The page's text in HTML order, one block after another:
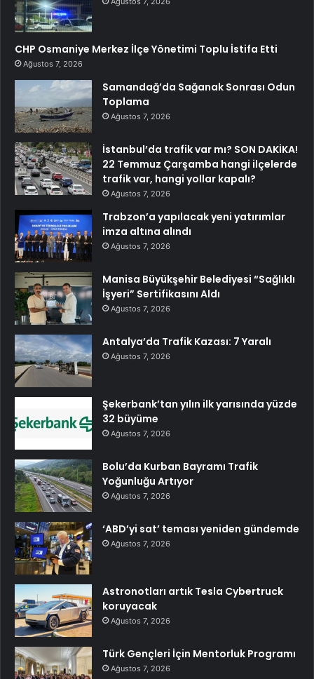
CHP Osmaniye Merkez İlçe Yönetimi Toplu İstifa Etti
Ağustos 7, 2026
Samandağ’da Sağanak Sonrası Odun
Toplama
Ağustos 7, 2026
İstanbul’da trafik var mı? SON DAKİKA!
22 Temmuz Çarşamba hangi ilçelerde
trafik var, hangi yollar kapalı?
Ağustos 7, 2026
Trabzon’a yapılacak yeni yatırımlar
imza altına alındı
Ağustos 7, 2026
Manisa Büyükşehir Belediyesi “Sağlıklı
İşyeri” Sertifikasını Aldı
Ağustos 7, 2026
Antalya’da Trafik Kazası: 7 Yaralı
Ağustos 7, 2026
Şekerbank’tan yılın ilk yarısında yüzde
32 büyüme
Ağustos 7, 2026
Bolu’da Kurban Bayramı Trafik
Yoğunluğu Artıyor
Ağustos 7, 2026
‘ABD’yi sat’ teması yeniden gündemde
Ağustos 7, 2026
Astronotları artık Tesla Cybertruck
koruyacak
Ağustos 7, 2026
Türk Gençleri İçin Mentorluk Programı
Ağustos 7, 2026